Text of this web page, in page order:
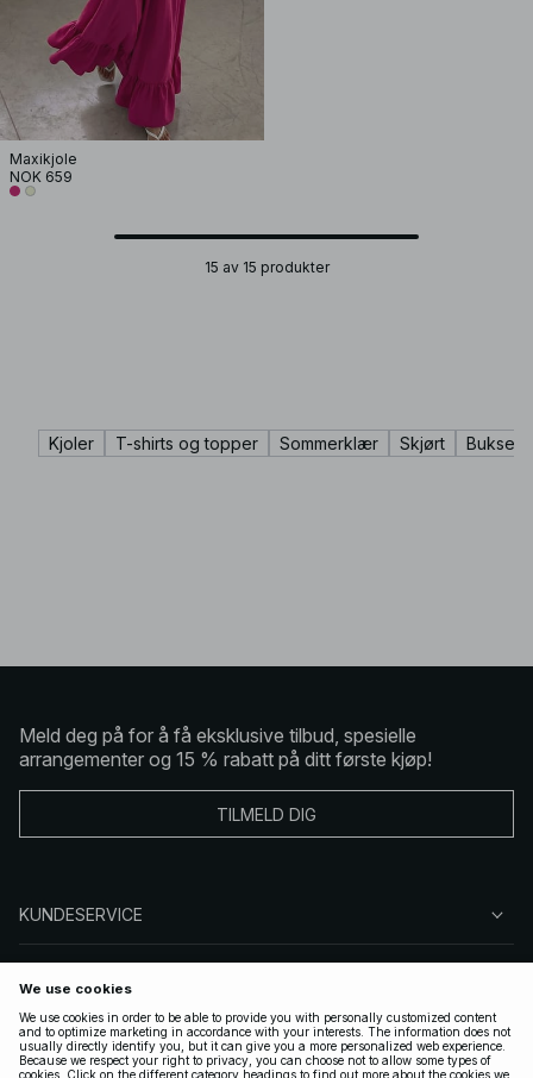
Maxikjole
NOK 659
15 av 15 produkter
Kjoler T-shirts og topper Sommerklær Skjørt Bukser
Meld deg på for å få eksklusive tilbud, spesielle
arrangementer og 15 % rabatt på ditt første kjøp!
TILMELD DIG
KUNDESERVICE
FØLG OSS